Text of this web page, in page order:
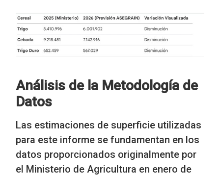
Análisis de la Metodología de
Datos
Las estimaciones de superficie utilizadas
para este informe se fundamentan en los
datos proporcionados originalmente por
el Ministerio de Agricultura en enero de